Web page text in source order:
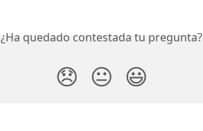
¿Ha quedado contestada tu pregunta?
😞 😐 😃